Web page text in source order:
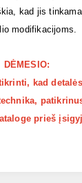
kad jis
modifikacijoms.
DĖMESIO:
kad
prieš